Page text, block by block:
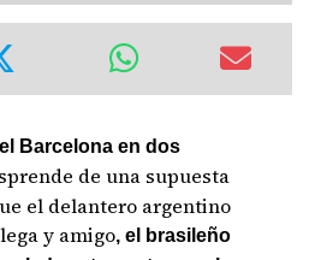
Barcelona en dos
de una supuesta
el delantero argentino
y amigo, el brasileño